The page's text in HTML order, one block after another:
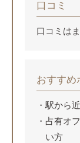
口コミ
口コミは
おすすめ
駅から
占有オ
い方